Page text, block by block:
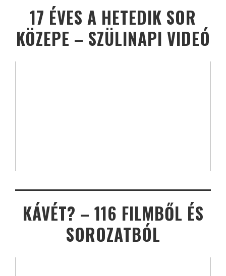
17 ÉVES A HETEDIK SOR
KÖZEPE – SZÜLINAPI VIDEÓ
KÁVÉT? – 116 FILMBŐL ÉS
SOROZATBÓL